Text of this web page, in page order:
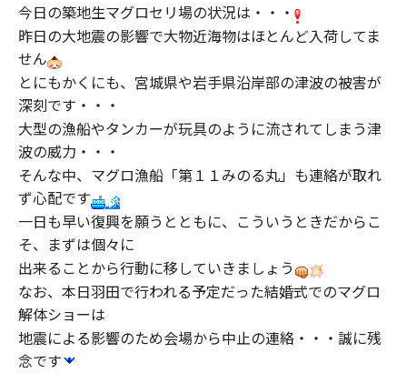
今日の築地生マグロセリ場の状況は・・・
昨日の大地震の影響で大物近海物はほとんど入荷してま
せん
とにもかくにも、宮城県や岩手県沿岸部の津波の被害が
深刻です・・・
大型の漁船やタンカーが玩具のように流されてしまう津
波の威力・・・
そんな中、マグロ漁船「第１１みのる丸」も連絡が取れ
ず心配です
一日も早い復興を願うとともに、こういうときだからこ
そ、まずは個々に
出来ることから行動に移していきましょう
なお、本日羽田で行われる予定だった結婚式でのマグロ
解体ショーは
地震による影響のため会場から中止の連絡・・・誠に残
念です